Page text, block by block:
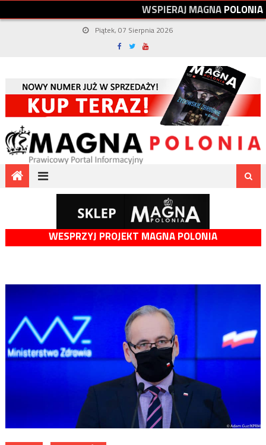
WSPIERAJMAGNAPOLONIA
Piątek, 07 Sierpnia 2026
WESPRZYJ PROJEKT MAGNA POLONIA